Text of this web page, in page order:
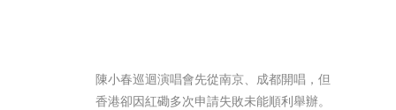
陳小春巡迴演唱會先從南京、成都開唱，但
香港卻因紅磡多次申請失敗未能順利舉辦。